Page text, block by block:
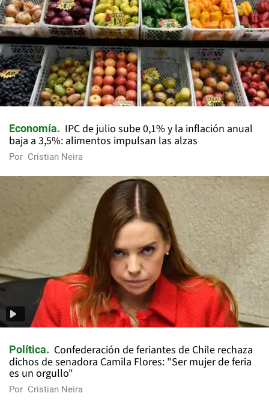
Economía
IPC de julio sube 0,1% y la inflación anual
baja a 3,5%: alimentos impulsan las alzas
Por Cristian Neira
Política
Confederación de feriantes de Chile rechaza
dichos de senadora Camila Flores: "Ser mujer de feria
es un orgullo"
Por Cristian Neira